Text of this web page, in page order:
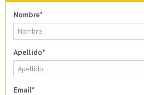
Nombre*
Apellido*
Email*